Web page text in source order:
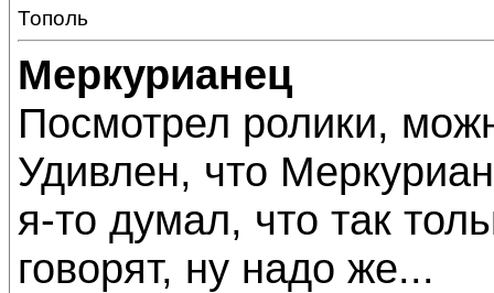
Тополь
Меркурианец
Посмотрел ролики,
Удивлен, что
я-то думал, что так
говорят, ну надо же...